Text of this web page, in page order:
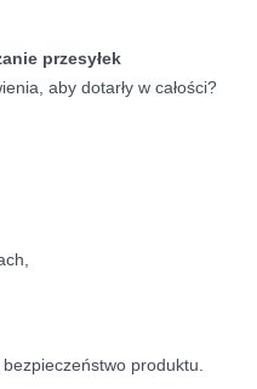
przesyłek
aby dotarły w całości?
produktu.